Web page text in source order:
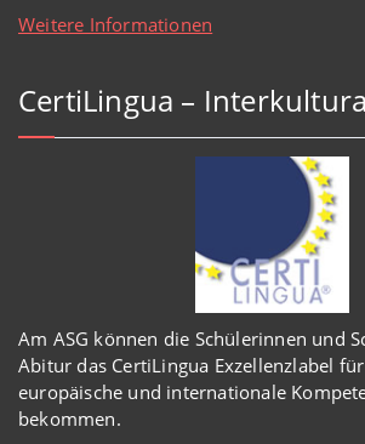
Weitere Informationen
CertiLingua –
Am ASG können die Schülerinnen und
Abitur das CertiLingua Exzellenzlabel
europäische und internationale
bekommen.